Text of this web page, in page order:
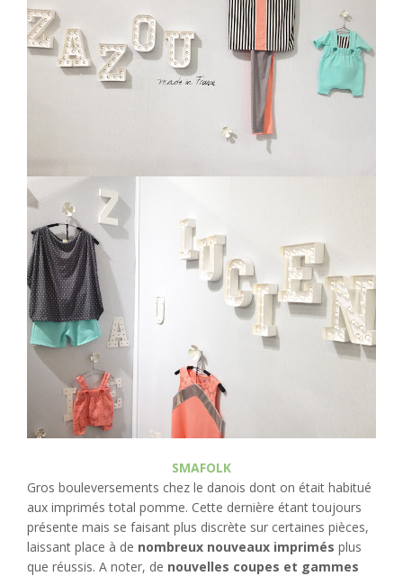
SMAFOLK
Gros bouleversements chez le danois dont on était habitué
aux imprimés total pomme. Cette dernière étant toujours
présente mais se faisant plus discrète sur certaines pièces,
laissant place à de nombreux nouveaux imprimés plus
que réussis. A noter, de nouvelles coupes et gammes